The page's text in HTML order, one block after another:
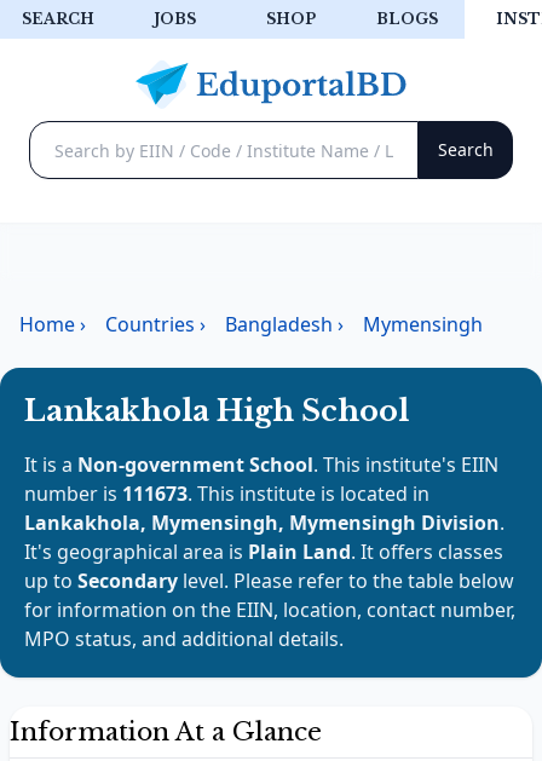
SEARCH JOBS SHOP BLOGS
Home› Countries › Bangladesh › Mymensingh
Lankakhola High School
It is a Non-government School. This institute's EIIN
number is 111673. This institute is located in
Lankakhola, Mymensingh, Mymensingh Division.
It's geographical area is Plain Land. It offers classes
up to Secondary level. Please refer to the table below
for information on the EIIN, location, contact number,
MPO status, and additional details.
Information At a Glance